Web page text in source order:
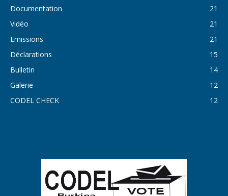
Documentation
21
Vidéo
21
Emissions
21
Déclarations
15
Bulletin
14
Galerie
12
CODEL CHECK
12